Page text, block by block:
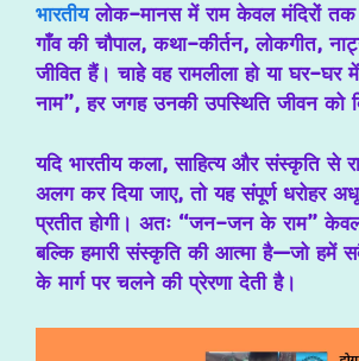
भारतीयलोक-मानस में राम केवल मंदिरों तक
गाँव की चौपाल, कथा-कीर्तन, लोकगीत,
जीवित हैं। चाहे वह रामलीला हो या घर-घर
नाम”, हर जगह उनकी उपस्थिति जीवन को
यदि भारतीय कला, साहित्य और संस्कृति से
अलग कर दिया जाए, तो यह संपूर्ण धरोहर
प्रतीत होगी। अतः “जन-जन के राम”
बल्कि हमारी संस्कृति की आत्मा है—जो हमें
के मार्ग पर चलने की प्रेरणा देती है।